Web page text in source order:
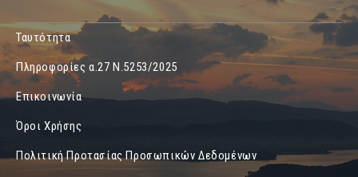
Ταυτότητα
Πληροφορίες α.27 Ν.5253/2025
Επικοινωνία
Όροι Χρήσης
Πολιτική Προτασίας Προσωπικών Δεδομένων